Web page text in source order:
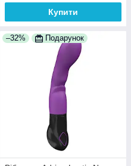
Купити
–32% Подарунок